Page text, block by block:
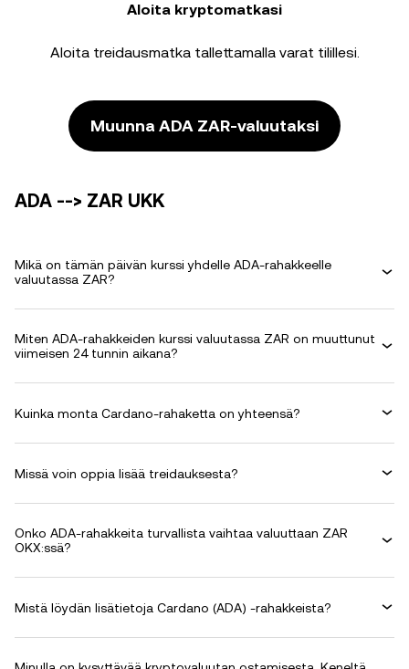
Aloita kryptomatkasi
Aloita treidausmatka tallettamalla varat tilillesi.
Muunna ADA ZAR-valuutaksi
ADA --> ZAR UKK
Mikä on tämän päivän kurssi yhdelle ADA-rahakkeelle
valuutassa ZAR?
Miten ADA-rahakkeiden kurssi valuutassa ZAR on muuttunut
viimeisen 24 tunnin aikana?
Kuinka monta Cardano-rahaketta on yhteensä?
Missä voin oppia lisää treidauksesta?
Onko ADA-rahakkeita turvallista vaihtaa valuuttaan ZAR
OKX:ssä?
Mistä löydän lisätietoja Cardano (ADA) -rahakkeista?